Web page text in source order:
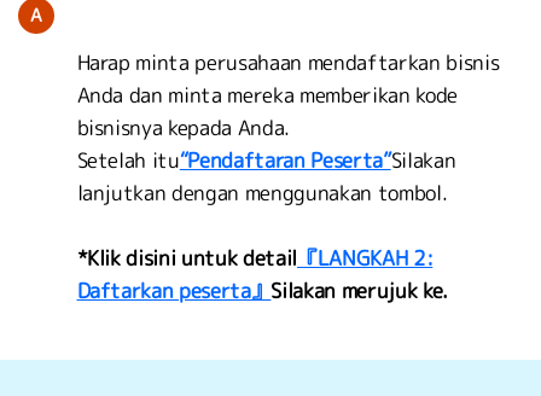
A
Harap minta perusahaan mendaftarkan bisnis
Anda dan minta mereka memberikan kode
bisnisnya kepada Anda.
Setelah itu“Pendaftaran Peserta”Silakan
lanjutkan dengan menggunakan tombol.
*Klik disini untuk detail 『LANGKAH 2:
Daftarkan peserta』 Silakan merujuk ke.